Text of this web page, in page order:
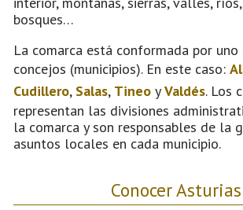
bosques…
La comarca está conformada por uno
concejos (municipios). En este caso:
Cudillero, Salas, Tineo yValdés. Los
representan las divisiones
la comarca y son responsables de la
asuntos locales en cada municipio.
Conocer Asturias